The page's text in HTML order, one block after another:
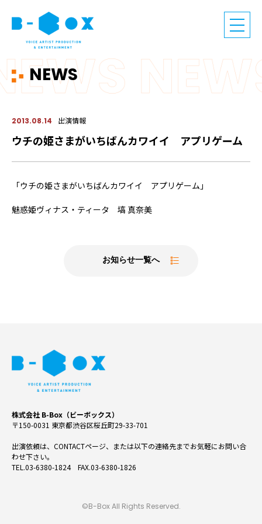
NEWS
2013.08.14 出演情報
ウチの姫さまがいちばんカワイイ アプリゲーム
「ウチの姫さまがいちばんカワイイ アプリゲーム」
魅惑姫ヴィナス・ティータ 塙 真奈美
お知らせ一覧へ
株式会社 B-Box（ビーボックス）
〒150-0031 東京都渋谷区桜丘町29-33-701
出演依頼は、CONTACTページ、または以下の連絡先までお気軽にお問い合
わせ下さい。
TEL.03-6380-1824 FAX.03-6380-1826
©B-Box All Rights Reserved.